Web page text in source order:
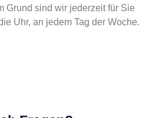
Grund sind wir jederzeit für Sie
Uhr, an jedem Tag der Woche.